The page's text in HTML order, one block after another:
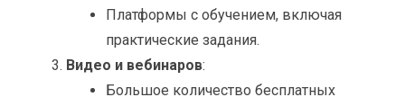
Платформы с обучением, включая
практические задания.
Видео и вебинаров:
Большое количество бесплатных